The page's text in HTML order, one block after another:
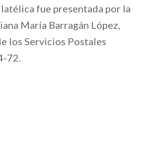
fue presentada por la
María Barragán López,
los Servicios Postales
72.